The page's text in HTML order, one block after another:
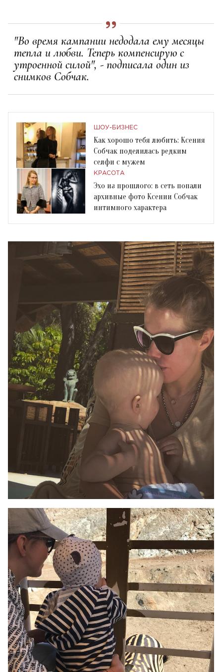
"Во время кампании недодала ему месяцы
тепла и любви. Теперь компенсирую с
утроенной силой", - подписала один из
снимков Собчак.
ШОУ-БИЗНЕС
Как хорошо тебя любить: Ксения
Собчак поделилась редким
селфи с мужем
КРАСОТА
Эхо из прошлого: в сеть попали
архивные фото Ксении Собчак
интимного характера